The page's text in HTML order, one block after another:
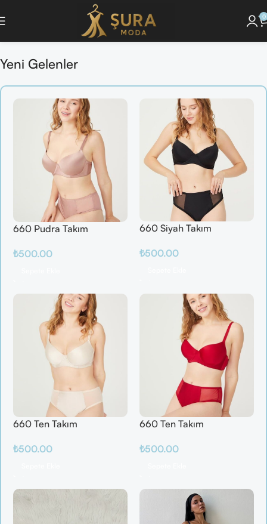
0
Keşfet ] 🔘 [Pijama Takımlarını İncele ] 🔘 [ Saç Bakım Ürünlerini
Yeni Gelenler
660 Pudra Takım
₺500.00
660 Siyah Takım
₺500.00
660 Ten Takım
₺500.00
660 Ten Takım
₺500.00